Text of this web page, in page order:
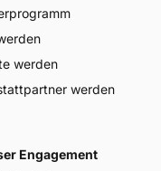
LLC, Dresden
werden
werden
Engagement